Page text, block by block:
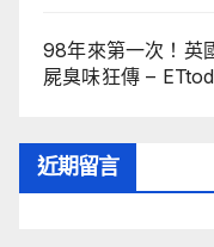
98年來第一次！英
屍臭味狂傳 –
近期留言